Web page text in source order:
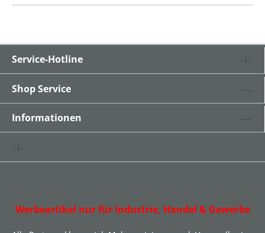
Service-Hotline
Shop Service
Informationen
Werbeartikel nur für Industrie, Handel & Gewerbe